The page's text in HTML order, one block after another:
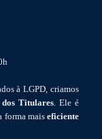
à LGPD, criamos
Titulares. Ele é
forma mais eficiente